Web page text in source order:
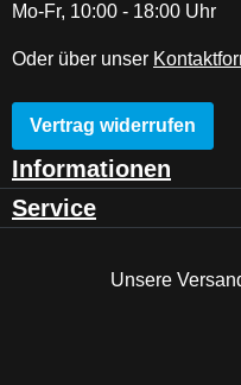
Mo-Fr, 10:00 - 18:00 Uhr
Oder über unser
Vertrag widerrufen
Informationen
Service
Unsere